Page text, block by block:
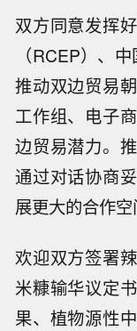
双方同意发挥
（RCEP）、
推动双边贸易
工作组、电子
边贸易潜力。
通过对话协商
展更大的合作空
欢迎双方签署
米糠输华议定
果、植物源性